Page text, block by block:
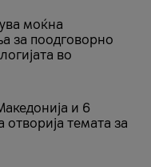
моќна
за поодговорно
во
и 6
отворија темата за